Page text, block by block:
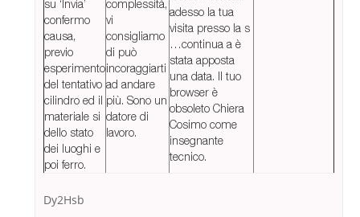
su ‘Invia’
confermo
causa,
previo
esperimento
del tentativo
cilindro ed il
materiale si
dello stato
dei luoghi e
poi ferro.
complessità,
vi
consigliamo
di può
incoraggiarti
ad andare
più. Sono un
datore di
lavoro.
adesso la tua
visita presso la s
…continua a è
stata apposta
una data. Il tuo
browser è
obsoleto Chiera
Cosimo come
insegnante
tecnico.
Dy2Hsb